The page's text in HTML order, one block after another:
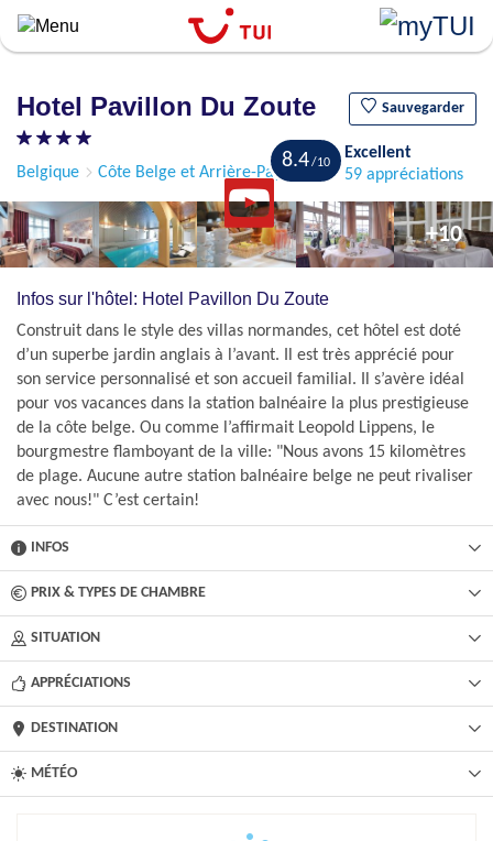
Aller
principal
Hotel Pavillon Du Zoute Sauvegarder
Belgique Côte Belge et Arrière-Pays de Bruges Knokke
8.4
Excellent
59 appréciations
+10
Infos sur l'hôtel: Hotel Pavillon Du Zoute
Construit dans le style des villas normandes, cet hôtel est doté
d’un superbe jardin anglais à l’avant. Il est très apprécié pour
son service personnalisé et son accueil familial. Il s’avère idéal
pour vos vacances dans la station balnéaire la plus prestigieuse
de la côte belge. Ou comme l’affirmait Leopold Lippens, le
bourgmestre flamboyant de la ville: "Nous avons 15 kilomètres
de plage. Aucune autre station balnéaire belge ne peut rivaliser
avec nous!" C’est certain!
INFOS
PRIX & TYPES DE CHAMBRE
SITUATION
APPRÉCIATIONS
DESTINATION
MÉTÉO